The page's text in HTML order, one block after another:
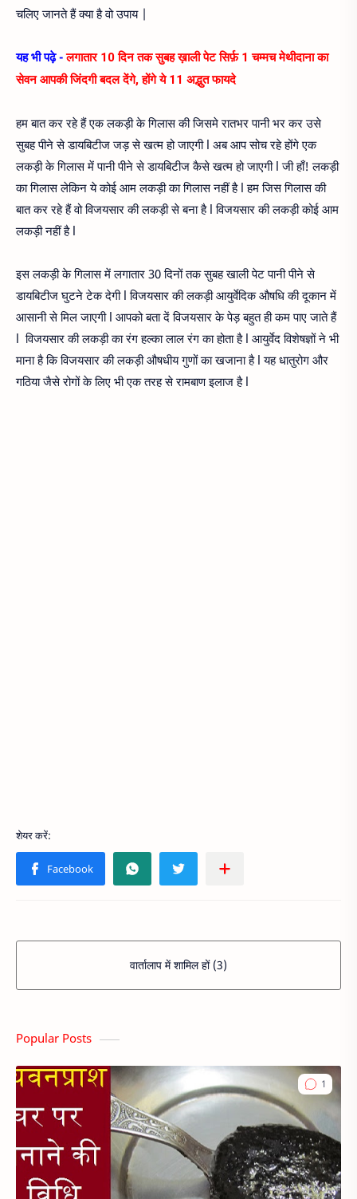
चलिए जानते हैं क्या है वो उपाय |
यह भी पढ़े -लगातार 10 दिन तक सुबह ख़ाली पेट सिर्फ़ 1 चम्मच मेथीदाना का
सेवन आपकी जिंदगी बदल देंगे, होंगे ये 11 अद्भुत फायदे
हम बात कर रहे हैं एक लकड़ी के गिलास की जिसमे रातभर पानी भर कर उसे
सुबह पीने से डायबिटीज जड़ से खत्म हो जाएगी l अब आप सोच रहे होंगे एक
लकड़ी के गिलास में पानी पीने से डायबिटीज कैसे खत्म हो जाएगी l जी हाँ! लकड़ी
का गिलास लेकिन ये कोई आम लकड़ी का गिलास नहीं है l हम जिस गिलास की
बात कर रहे हैं वो विजयसार की लकड़ी से बना है l विजयसार की लकड़ी कोई आम
लकड़ी नहीं है l
इस लकड़ी के गिलास में लगातार 30 दिनों तक सुबह खाली पेट पानी पीने से
डायबिटीज घुटने टेक देगी l विजयसार की लकड़ी आयुर्वेदिक औषधि की दूकान में
आसानी से मिल जाएगी l आपको बता दें विजयसार के पेड़ बहुत ही कम पाए जाते हैं
l विजयसार की लकड़ी का रंग हल्का लाल रंग का होता है l आयुर्वेद विशेषज्ञों ने भी
माना है कि विजयसार की लकड़ी औषधीय गुणों का खजाना है l यह धातुरोग और
गठिया जैसे रोगों के लिए भी एक तरह से रामबाण इलाज है l
वार्तालाप में शामिल हों (3)
Popular Posts